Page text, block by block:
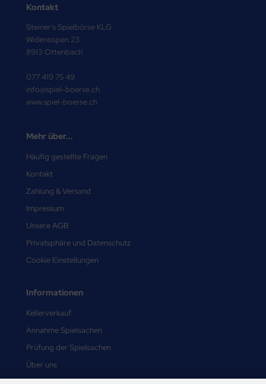
Kontakt
Steiner's Spielbörse KLG
Widenospen 23
8913 Ottenbach
077 419 75 49
info@spiel-boerse.ch
www.spiel-boerse.ch
Mehr über...
Häufig gestellte Fragen
Kontakt
Zahlung & Versand
Impressum
Unsere AGB
Privatsphäre und Datenschutz
Cookie Einstellungen
Informationen
Kellerverkauf
Annahme Spielsachen
Prüfung der Spielsachen
Über uns
Sitemap